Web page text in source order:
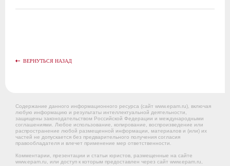
ВЕРНУТЬСЯ НАЗАД
Содержание данного информационного ресурса (сайт www.epam.ru), включая
любую информацию и результаты интеллектуальной деятельности,
защищены законодательством Российской Федерации и международными
соглашениями. Любое использование, копирование, воспроизведение или
распространение любой размещенной информации, материалов и (или) их
частей не допускается без предварительного получения согласия
правообладателя и влечет применение мер ответственности.
Комментарии, презентации и статьи юристов, размещенные на сайте
www.epam.ru, или доступ к которым предоставлен через сайт www.epam.ru,